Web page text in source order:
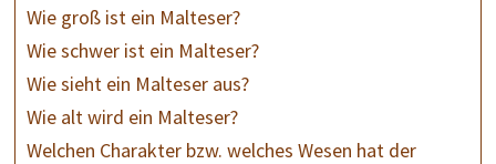
Wie groß ist ein Malteser?
Wie schwer ist ein Malteser?
Wie sieht ein Malteser aus?
Wie alt wird ein Malteser?
Welchen Charakter bzw. welches Wesen hat der